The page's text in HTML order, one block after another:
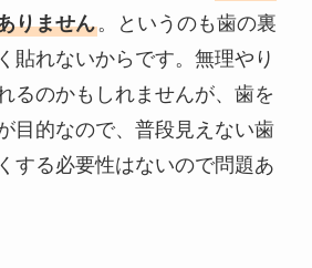
りません。というのも歯の裏
貼れないからです。無理やり
るのかもしれませんが、歯を
目的なので、普段見えない歯
する必要性はないので問題あ